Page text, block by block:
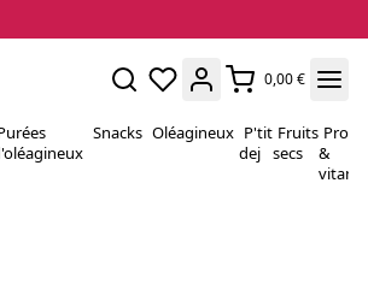
0,00 €
Snacks Oléagineux P'tit
dej
Fruits
secs
&